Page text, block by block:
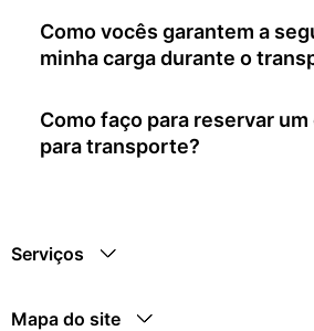
Como vocês garantem a
minha carga durante o
Como faço para reservar
para transporte?
Serviços
Mapa do site